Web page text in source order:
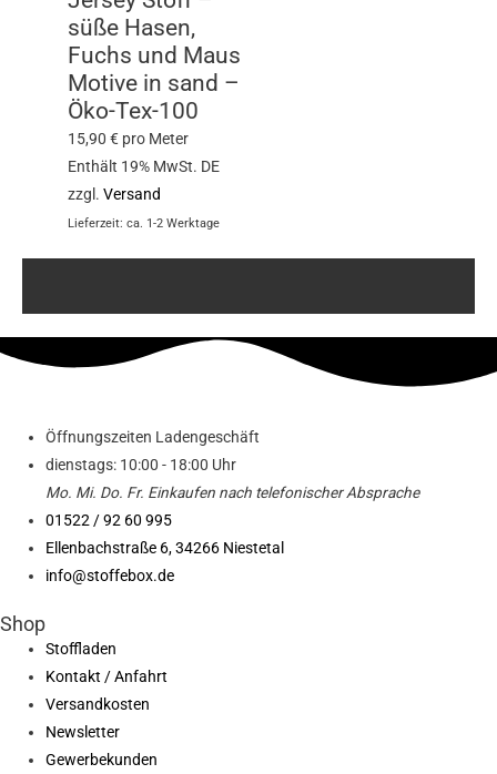
süße Hasen,
Fuchs und Maus
Motive in sand –
Öko-Tex-100
15,90€ pro Meter
Enthält 19% MwSt. DE
zzgl.Versand
Lieferzeit: ca. 1-2 Werktage
Öffnungszeiten Ladengeschäft
dienstags: 10:00 - 18:00 Uhr
Mo. Mi. Do. Fr. Einkaufen nach telefonischer Absprache
01522 / 92 60 995
Ellenbachstraße 6, 34266 Niestetal
info@stoffebox.de
Shop
Stoffladen
Kontakt / Anfahrt
Versandkosten
Newsletter
Gewerbekunden